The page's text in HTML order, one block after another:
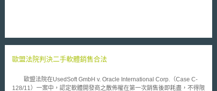
PTAB依據第315（b）條認定本案尚未逾期而立案IPR之決定為可上訴，並
期限的起算，IPR申請期限應以訴狀是否送達（served with the complaint）
並立案IPR之決定，顯然增加法律所無之規定。 不過在聯邦最高法院的
判決中，以7票對2票推翻了聯邦巡迴上訴法院的見解，聯邦最高法院引用
歐盟法院判決二手軟體銷售合法
歐盟法院在UsedSoft GmbH v. Oracle International Corp.（Case C-
128/11）一案中，認定軟體開發商之散佈權在第一次銷售後即耗盡，不得限